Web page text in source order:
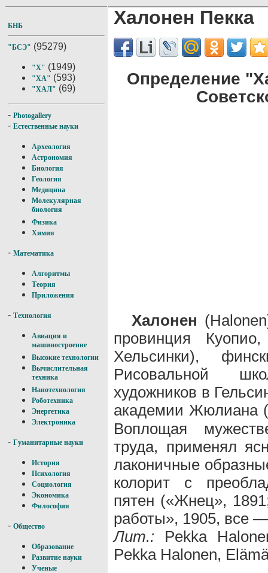
БНБ
"БСЭ" (95279)
"Х" (1949)
"ХА" (593)
"ХАЛ" (69)
- Photogallery
- Естественные науки
Археология
Астрономия
Биология
Геология
Медицина
Молекулярная
биология
Физика
Химия
- Математика
Алгоритмы
Теория
Приложения
- Технология
Авиация и
машиностроение
Высокие технологии
Вычислительная
техника
Нанотехнология
Роботехника
Энергетика
Электроника
- Гуманитарные науки
История
Психология
Социология
Экономика
Философия
- Общество
Образование
Развитие науки
Ученые
Халонен Пекка
Определение
Халонен
провинция
Хельсинки),
Рисовальной
художников в
академии
Воплощая
труда, применял
лаконичные
колорит с
пятен («Жнец»,
работы», 1905, все
Лит.: Pekka
Pekka Halonen,